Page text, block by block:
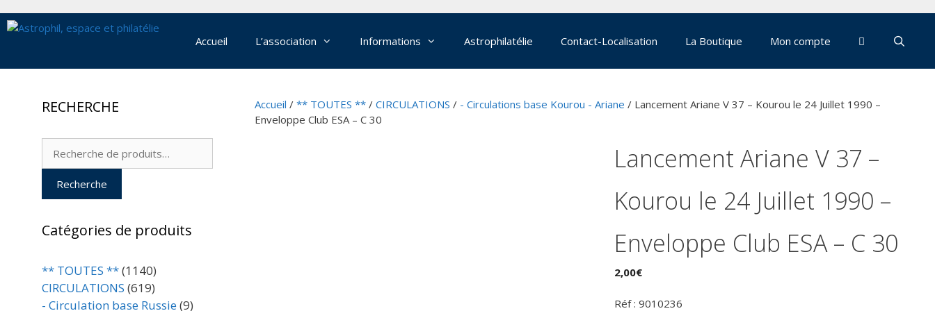
au
Accueil L’association Informations Astrophilatélie Contact-Localisation La Boutique Mon compte
Accueil / ** TOUTES ** / CIRCULATIONS / - Circulations base Kourou - Ariane / Lancement Ariane V 37 – Kourou le 24 Juillet 1990 –
Enveloppe Club ESA – C 30
Lancement Ariane V 37 –
Kourou le 24 Juillet 1990 –
Enveloppe Club ESA – C 30
2,00€
Réf : 9010236
RECHERCHE
Recherche
Recherche
Catégories de produits
** TOUTES **(1140)
CIRCULATIONS (619)
- Circulation base Russie(9)